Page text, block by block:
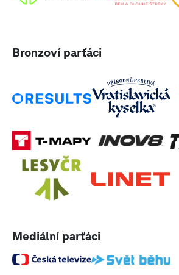
Bronzoví parťáci
Mediální parťáci